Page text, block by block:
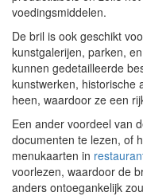
voedingsmiddelen.
De bril is ook geschikt
kunstgalerijen, parken,
kunnen gedetailleerde
kunstwerken, historische
heen, waardoor ze een
Een ander voordeel van
documenten te lezen, of
menukaarten in
voorlezen, waardoor de
anders ontoegankelijk